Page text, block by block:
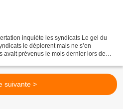
inquiète les syndicats Le gel du
le déplorent mais ne s’en
avait prévenus le mois dernier lors de
suivante >